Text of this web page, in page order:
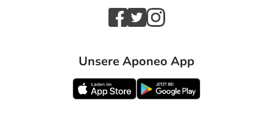
Unsere Aponeo App